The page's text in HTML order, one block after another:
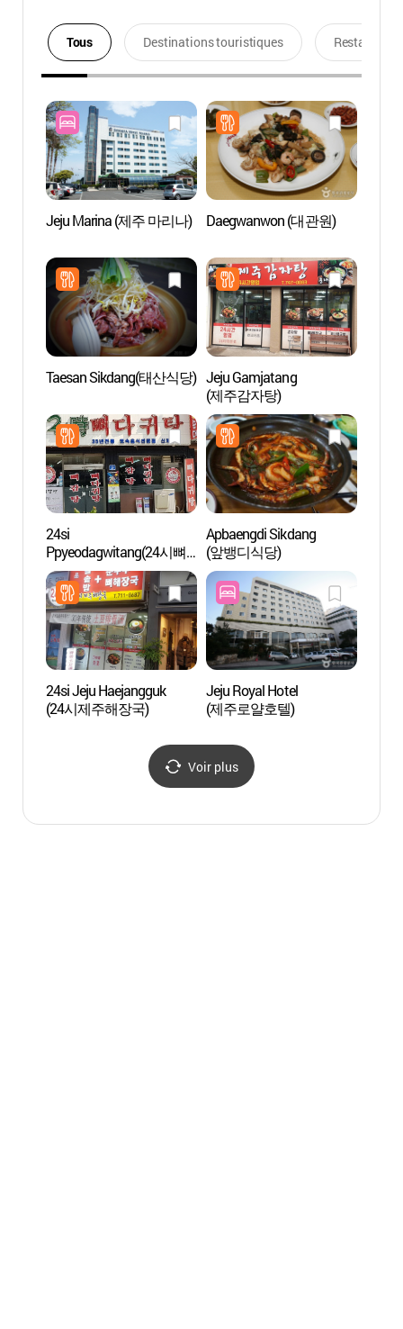
Tous Destinations touristiques Restaurants
Jeju Marina (제주 마리나) Daegwanwon (대관원)
Taesan Sikdang(태산식당) Jeju Gamjatang
(제주감자탕)
24si
Ppyeodagwitang(24시뼈
다귀탕)
Apbaengdi Sikdang
(앞뱅디식당)
24si Jeju Haejangguk
(24시제주해장국)
Jeju Royal Hotel
(제주로얄호텔)
Voir plus